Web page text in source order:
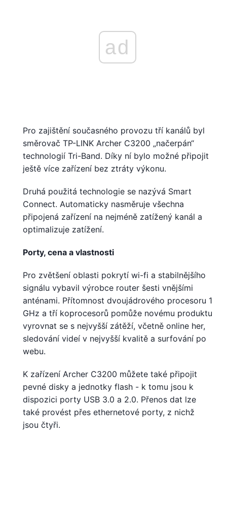
ad
Pro zajištění současného provozu tří kanálů byl
směrovač TP-LINK Archer C3200 „načerpán“
technologií Tri-Band. Díky ní bylo možné připojit
ještě více zařízení bez ztráty výkonu.
Druhá použitá technologie se nazývá Smart
Connect. Automaticky nasměruje všechna
připojená zařízení na nejméně zatížený kanál a
optimalizuje zatížení.
Porty, cena a vlastnosti
Pro zvětšení oblasti pokrytí wi-fi a stabilnějšího
signálu vybavil výrobce router šesti vnějšími
anténami. Přítomnost dvoujádrového procesoru 1
GHz a tří koprocesorů pomůže novému produktu
vyrovnat se s nejvyšší zátěží, včetně online her,
sledování videí v nejvyšší kvalitě a surfování po
webu.
K zařízení Archer C3200 můžete také připojit
pevné disky a jednotky flash - k tomu jsou k
dispozici porty USB 3.0 a 2.0. Přenos dat lze
také provést přes ethernetové porty, z nichž
jsou čtyři.